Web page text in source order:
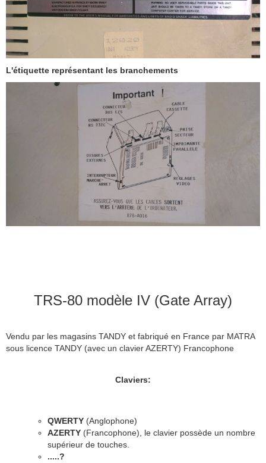
L'étiquette représentant les branchements
TRS-80 modèle IV (Gate Array)
Vendu par les magasins TANDY et fabriqué en France par MATRA
sous licence TANDY (avec un clavier AZERTY) Francophone
Claviers:
QWERTY (Anglophone)
AZERTY (Francophone), le clavier possède un nombre
supérieur de touches.
.....?